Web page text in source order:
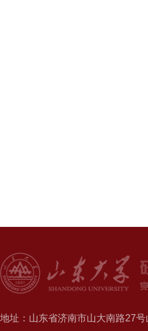
地址：山东省济南市山大南路27